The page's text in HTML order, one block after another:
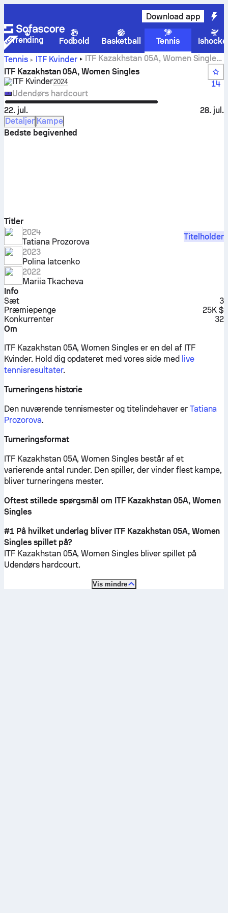
Download app
Trending Fodbold Basketball Tennis
Tennis
ITF Kvinder
ITF Kazakhstan 05A, Women Singles
livescore, resultater og kampe
ITF Kazakhstan 05A, Women Singles
ITF KvinderSelect season in unique tournament header
2024
14
Udendørs hardcourt
22. jul.
28. jul.
Detaljer Kampe
Bedste begivenhed
Titler
2024
Tatiana Prozorova
Titelholder
2023
Polina Iatcenko
2022
Mariia Tkacheva
Info
Sæt
3
Præmiepenge
25K $
Konkurrenter
32
Om
ITF Kazakhstan 05A, Women Singles er en del af ITF
Kvinder. Hold dig opdateret med vores side med live
tennisresultater.
Turneringens historie
Den nuværende tennismester og titelindehaver er Tatiana
Prozorova.
Turneringsformat
ITF Kazakhstan 05A, Women Singles består af et
varierende antal runder. Den spiller, der vinder flest kampe,
bliver turneringens mester.
Oftest stillede spørgsmål om ITF Kazakhstan 05A, Women
Singles
#1 På hvilket underlag bliver ITF Kazakhstan 05A, Women
Singles spillet på?
ITF Kazakhstan 05A, Women Singles bliver spillet på
Udendørs hardcourt.
Vis mindre